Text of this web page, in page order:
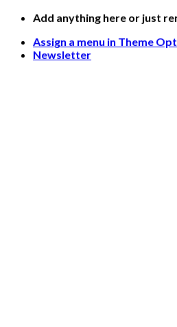
Skip
content
Add anything here or just
Assign a menu in Theme
Newsletter